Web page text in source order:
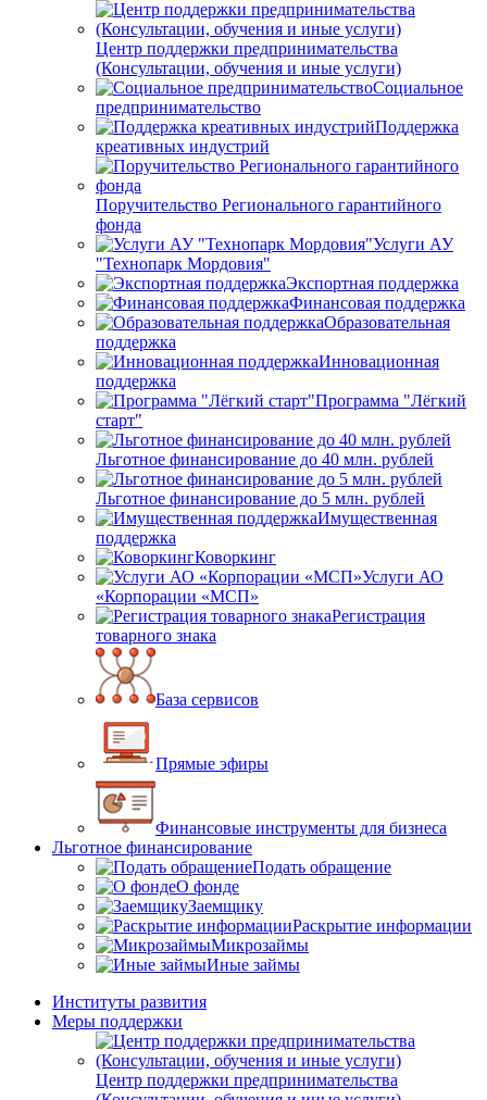
Центр поддержки предпринимательства
(Консультации, обучения и иные услуги)
Социальное
предпринимательство
Поддержка
креативных индустрий
Поручительство Регионального гарантийного
фонда
Услуги АУ
"Технопарк Мордовия"
Экспортная поддержка
Финансовая поддержка
Образовательная
поддержка
Инновационная
поддержка
Программа "Лёгкий
старт"
Льготное финансирование до 40 млн. рублей
Льготное финансирование до 5 млн. рублей
Имущественная
поддержка
Коворкинг
Услуги АО
«Корпорации «МСП»
Регистрация
товарного знака
База сервисов
Прямые эфиры
Финансовые инструменты для бизнеса
Льготное финансирование
Подать обращение
О фонде
Заемщику
Раскрытие информации
Микрозаймы
Иные займы
Институты развития
Меры поддержки
Центр поддержки предпринимательства